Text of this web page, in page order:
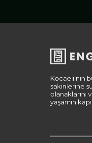
Kocaeli’nin
sakinlerine
olanaklarını
yaşamın